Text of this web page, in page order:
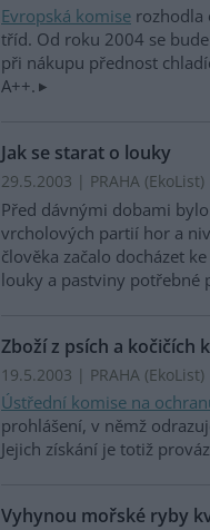
Evropská komise rozhodla
tříd. Od roku 2004 se
při nákupu přednost
A++.
Jak se starat o louky
29.5.2003 | PRAHA (EkoList)
Před dávnými dobami
vrcholových partií hor a
člověka začalo docházet
louky a pastviny potřebné
Zboží z psích a kočičích
19.5.2003 | PRAHA (EkoList)
Ústřední komise na
prohlášení, v němž
Jejich získání je totiž
Vyhynou mořské ryby